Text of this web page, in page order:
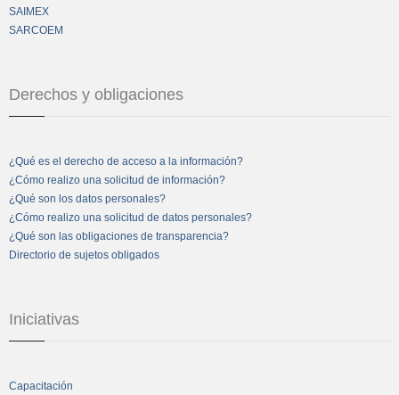
SAIMEX
SARCOEM
Derechos y obligaciones
¿Qué es el derecho de acceso a la información?
¿Cómo realizo una solicitud de información?
¿Qué son los datos personales?
¿Cómo realizo una solicitud de datos personales?
¿Qué son las obligaciones de transparencia?
Directorio de sujetos obligados
Iniciativas
Capacitación